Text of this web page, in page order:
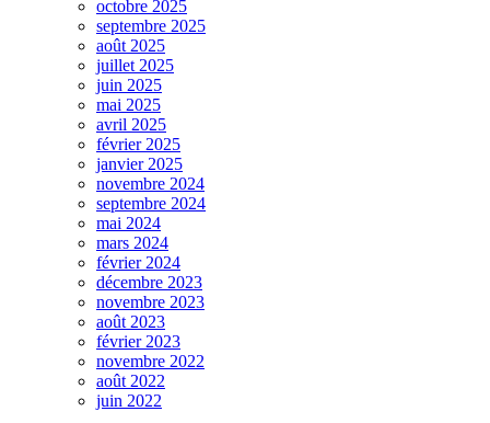
octobre 2025
septembre 2025
août 2025
juillet 2025
juin 2025
mai 2025
avril 2025
février 2025
janvier 2025
novembre 2024
septembre 2024
mai 2024
mars 2024
février 2024
décembre 2023
novembre 2023
août 2023
février 2023
novembre 2022
août 2022
juin 2022